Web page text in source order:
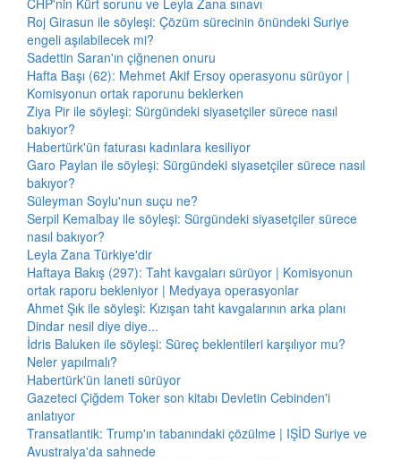
CHP'nin Kürt sorunu ve Leyla Zana sınavı
Roj Girasun ile söyleşi: Çözüm sürecinin önündeki Suriye
engeli aşılabilecek mi?
Sadettin Saran'ın çiğnenen onuru
Hafta Başı (62): Mehmet Akif Ersoy operasyonu sürüyor |
Komisyonun ortak raporunu beklerken
Ziya Pir ile söyleşi: Sürgündeki siyasetçiler sürece nasıl
bakıyor?
Habertürk'ün faturası kadınlara kesiliyor
Garo Paylan ile söyleşi: Sürgündeki siyasetçiler sürece nasıl
bakıyor?
Süleyman Soylu'nun suçu ne?
Serpil Kemalbay ile söyleşi: Sürgündeki siyasetçiler sürece
nasıl bakıyor?
Leyla Zana Türkiye'dir
Haftaya Bakış (297): Taht kavgaları sürüyor | Komisyonun
ortak raporu bekleniyor | Medyaya operasyonlar
Ahmet Şık ile söyleşi: Kızışan taht kavgalarının arka planı
Dindar nesil diye diye...
İdris Baluken ile söyleşi: Süreç beklentileri karşılıyor mu?
Neler yapılmalı?
Habertürk'ün laneti sürüyor
Gazeteci Çiğdem Toker son kitabı Devletin Cebinden'i
anlatıyor
Transatlantik: Trump'ın tabanındaki çözülme | IŞİD Suriye ve
Avustralya'da sahnede